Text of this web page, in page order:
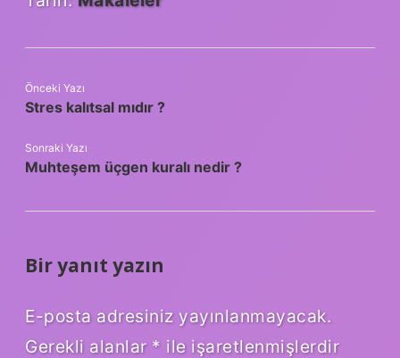
Önceki Yazı
Stres kalıtsal mıdır ?
Sonraki Yazı
Muhteşem üçgen kuralı nedir ?
Bir yanıt yazın
E-posta adresiniz yayınlanmayacak.
Gerekli alanlar * ile işaretlenmişlerdir